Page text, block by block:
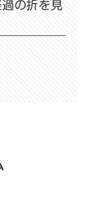
の折を見